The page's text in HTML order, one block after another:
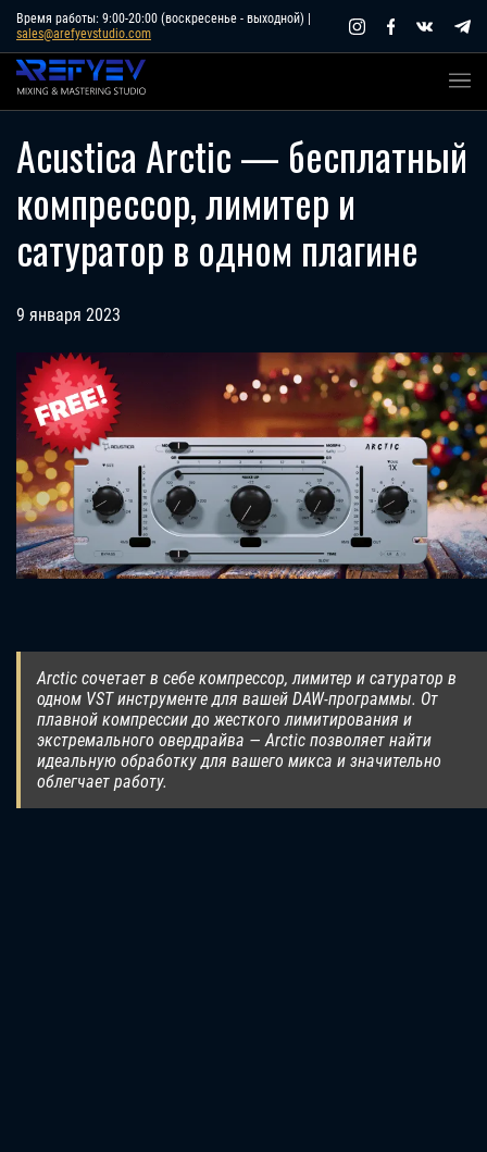
Skip
content
Время работы: 9:00-20:00 (воскресенье - выходной) |
sales@arefyevstudio.com
Acustica Arctic — бесплатный
компрессор, лимитер и
сатуратор в одном плагине
9 января 2023
Arctic сочетает в себе компрессор, лимитер и сатуратор в
одном VST инструменте для вашей DAW-программы. От
плавной компрессии до жесткого лимитирования и
экстремального овердрайва — Arctic позволяет найти
идеальную обработку для вашего микса и значительно
облегчает работу.